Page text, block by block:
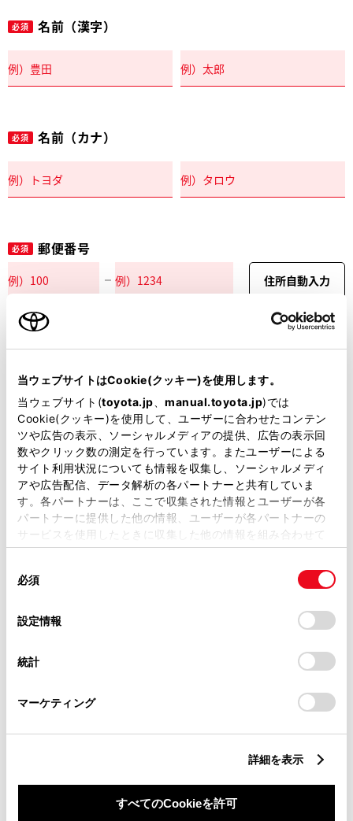
当ウェブサイトはCookie(クッキー)を使用します。
当ウェブサイト(toyota.jp manual.toyota.jp)では
Cookie(クッキー)を使用して、ユーザーに合わせたコンテン
ツや広告の表示、ソーシャルメディアの提供、広告の表示回
数やクリック数の測定を行っています。またユーザーによる
サイト利用状況についても情報を収集し、ソーシャルメディ
アや広告配信、データ解析の各パートナーと共有していま
す。各パートナーは、ここで収集された情報とユーザーが各
パートナーに提供した他の情報、ユーザーが各パートナーの
サービスを使用したときに収集した他の情報を組み合わせて
使用することがあります。当ウェブサイトの使用を続行する
デバイスにすべてのCookie(クッキー)が保存されることに同
意したことになります。Cookie(クッキー)のオプトアウト、
設定の変更、同意を撤回したりするにあたっては、当社の
「Cookie（クッキー）情報の取り扱いについて
」をご覧くだ
必須
設定情報
統計
マーケティング
詳細を表示
すべてのCookieを許可
必須 名前（漢字）
必須 名前（カナ）
必須 郵便番号
住所自動入力
必須 都道府県
必須 市区町村名
必須 丁目番地
任意 建物名